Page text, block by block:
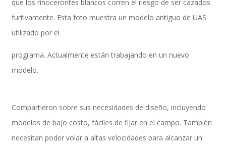
Express Packages
SAP Time & Attendance by Workforce Software
que los rinocerontes blancos corren el riesgo de ser cazados
furtivamente. Esta foto muestra un modelo antiguo de UAS
utilizado por el
programa. Actualmente están trabajando en un nuevo
modelo.
Compartieron sobre sus necesidades de diseño, incluyendo
modelos de bajo costo, fáciles de fijar en el campo. También
necesitan poder volar a altas velocidades para alcanzar un